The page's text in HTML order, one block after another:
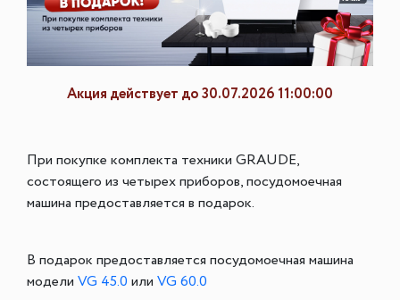
Акция действует до 30.07.2026 11:00:00
При покупке комплекта техники GRAUDE,
состоящего из четырех приборов, посудомоечная
машина предоставляется в подарок.
В подарок предоставляется посудомоечная машина
модели VG 45.0 или VG 60.0